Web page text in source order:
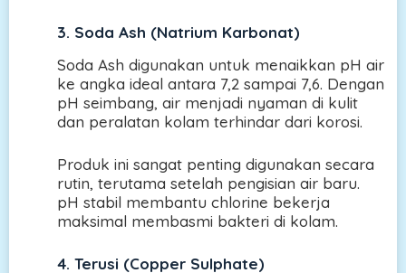
3. Soda Ash (Natrium Karbonat)
Soda Ash digunakan untuk menaikkan pH air
ke angka ideal antara 7,2 sampai 7,6. Dengan
pH seimbang, air menjadi nyaman di kulit
dan peralatan kolam terhindar dari korosi.
Produk ini sangat penting digunakan secara
rutin, terutama setelah pengisian air baru.
pH stabil membantu chlorine bekerja
maksimal membasmi bakteri di kolam.
4. Terusi (Copper Sulphate)